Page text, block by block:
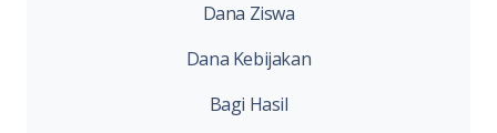
Dana Ziswa
Dana Kebijakan
Bagi Hasil